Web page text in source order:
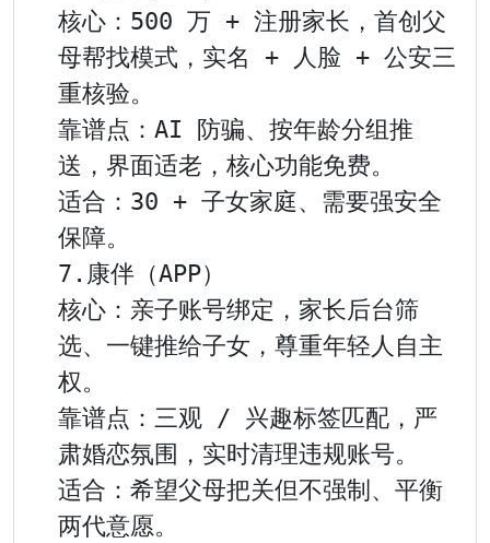
核心：500 万 + 注册家长，首创父
母帮找模式，实名 + 人脸 + 公安三
重核验。
靠谱点：AI 防骗、按年龄分组推
送，界面适老，核心功能免费。
适合：30 + 子女家庭、需要强安全
保障。
7.康伴（APP）
核心：亲子账号绑定，家长后台筛
选、一键推给子女，尊重年轻人自主
权。
靠谱点：三观 / 兴趣标签匹配，严
肃婚恋氛围，实时清理违规账号。
适合：希望父母把关但不强制、平衡
两代意愿。